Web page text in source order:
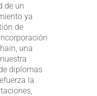
de un
ya
de
una
diplomas
la